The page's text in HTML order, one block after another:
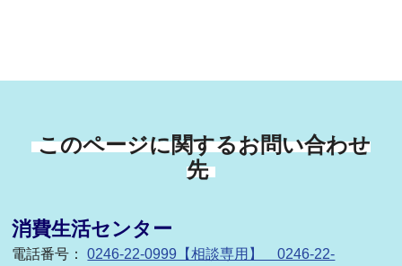
このページに関するお問い合わせ
先
消費生活センター
電話番号：0246-22-0999【相談専用】 0246-22-